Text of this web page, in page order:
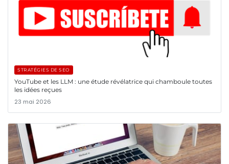
STRATÉGIES DE SEO
YouTube et les LLM : une étude révélatrice qui chamboule toutes
les idées reçues
23 mai 2026